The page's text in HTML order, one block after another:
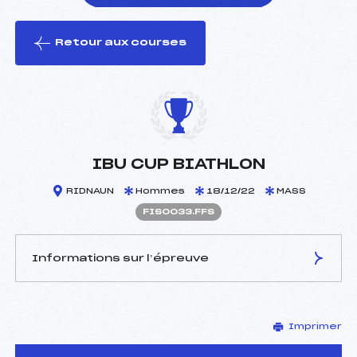
le ski
Retour aux courses
IBU CUP BIATHLON
RIDNAUN Hommes 18/12/22 MASS
FIS0033.FFS
Informations sur l’épreuve
–
D.T Adjoint :
–
Imprimer